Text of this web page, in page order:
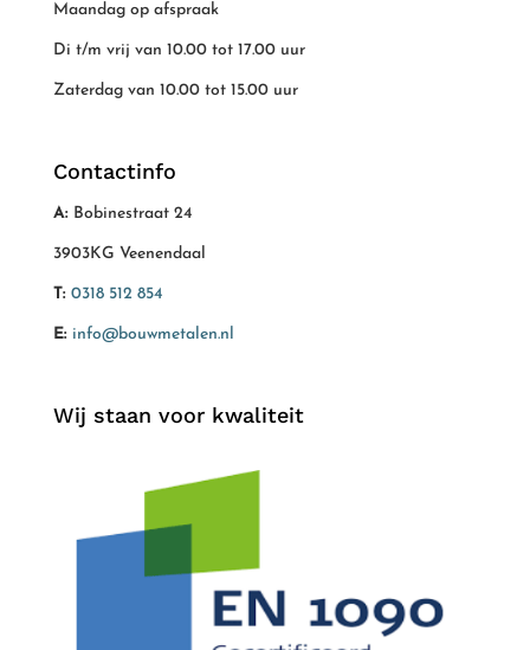
Maandag op afspraak
Di t/m vrij van 10.00 tot 17.00 uur
Zaterdag van 10.00 tot 15.00 uur
Contactinfo
A: Bobinestraat 24
3903KG Veenendaal
T: 0318 512 854
E: info@bouwmetalen.nl
Wij staan voor kwaliteit